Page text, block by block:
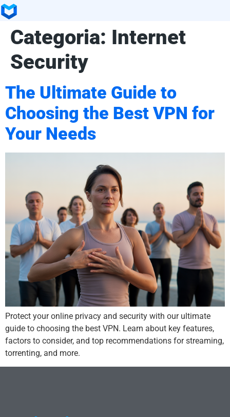
Categoria: Internet
Security
The Ultimate Guide to
Choosing the Best VPN for
Your Needs
Protect your online privacy and security with our ultimate
guide to choosing the best VPN. Learn about key features,
factors to consider, and top recommendations for streaming,
torrenting, and more.